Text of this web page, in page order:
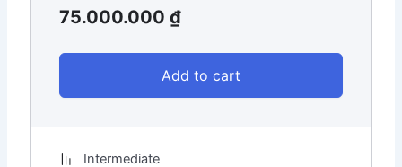
75.000.000₫
Add to cart
Intermediate